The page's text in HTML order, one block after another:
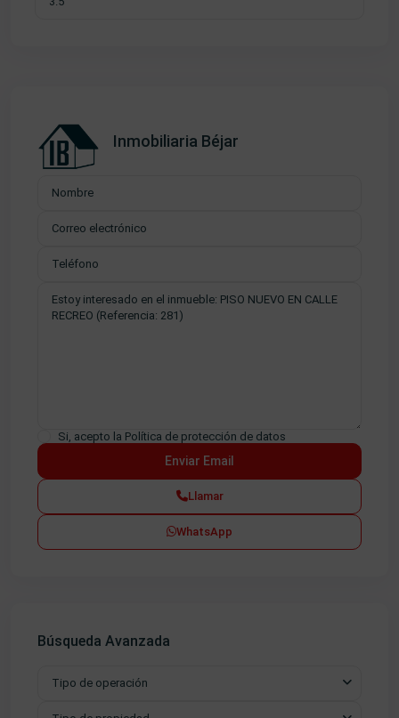
Inmobiliaria Béjar
Si, acepto la Política de protección de datos
Llamar
WhatsApp
Búsqueda Avanzada
Tipo de operación